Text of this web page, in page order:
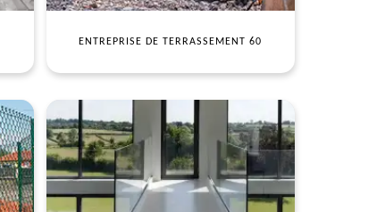
ENTREPRISE DE TERRASSEMENT 60